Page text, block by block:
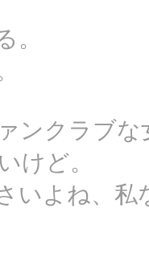
ンクラブな
けど。
いよね、私